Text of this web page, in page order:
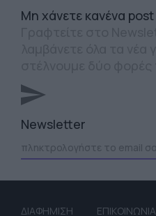
Mη χάνετε κανένα post
Newsletter
ΔΙΑΦΗΜΙΣΗ ΕΠΙΚΟΙΝΩΝΙΑ